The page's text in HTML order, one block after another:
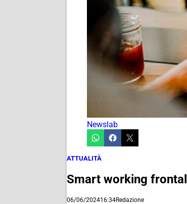
Newslab
ATTUALITÀ
Smart working
06/06/202416:34Redazione